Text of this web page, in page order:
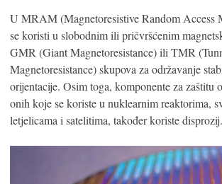
U MRAM (Magnetoresistive Random Access
se koristi u slobodnim ili pričvršćenim
GMR (Giant Magnetoresistance) ili TMR
Magnetoresistance) skupova za održavanje
orijentacije. Osim toga, komponente za zaštitu
onih koje se koriste u nuklearnim reaktorima,
letjelicama i satelitima, također koriste disprozij.